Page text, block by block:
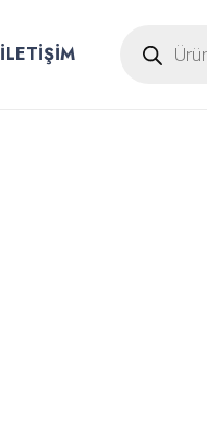
İLETİŞİM search